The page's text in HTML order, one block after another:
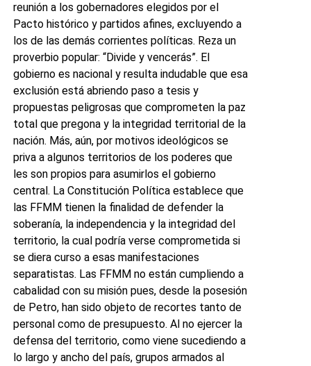
reunión a los gobernadores elegidos por el
Pacto histórico y partidos afines, excluyendo a
los de las demás corrientes políticas. Reza un
proverbio popular: “Divide y vencerás”. El
gobierno es nacional y resulta indudable que esa
exclusión está abriendo paso a tesis y
propuestas peligrosas que comprometen la paz
total que pregona y la integridad territorial de la
nación. Más, aún, por motivos ideológicos se
priva a algunos territorios de los poderes que
les son propios para asumirlos el gobierno
central. La Constitución Política establece que
las FFMM tienen la finalidad de defender la
soberanía, la independencia y la integridad del
territorio, la cual podría verse comprometida si
se diera curso a esas manifestaciones
separatistas. Las FFMM no están cumpliendo a
cabalidad con su misión pues, desde la posesión
de Petro, han sido objeto de recortes tanto de
personal como de presupuesto. Al no ejercer la
defensa del territorio, como viene sucediendo a
lo largo y ancho del país, grupos armados al